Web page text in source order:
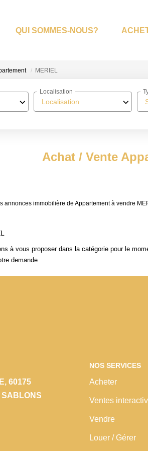
QUI SOMMES-NOUS?
MERIEL
Localisation
Localisation
Achat / Vente
annonces immobilière de Appartement à vendre
à vous proposer dans la catégorie pour le
demande
60175
NOS SERVICES
Acheter
Ventes
Vendre
Louer / Gérer